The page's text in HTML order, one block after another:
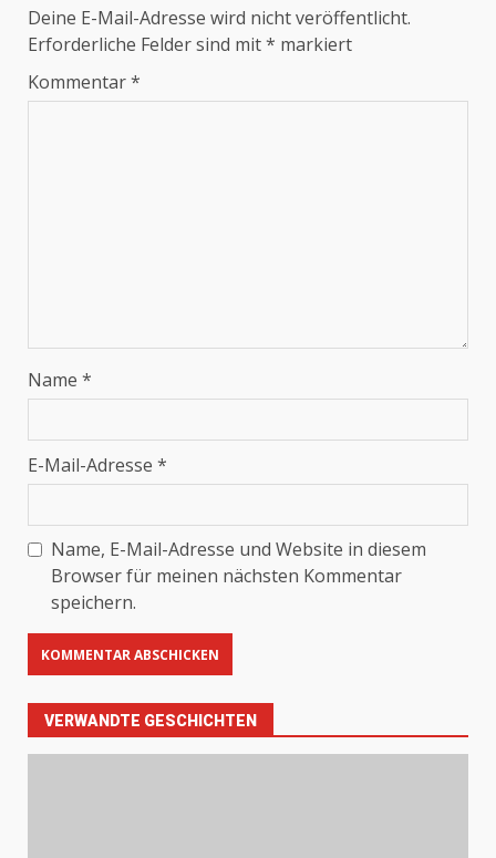
Deine E-Mail-Adresse wird nicht veröffentlicht.
Erforderliche Felder sind mit* markiert
Kommentar*
Name *
E-Mail-Adresse *
Name, E-Mail-Adresse und Website in diesem
Browser für meinen nächsten Kommentar
speichern.
VERWANDTE GESCHICHTEN